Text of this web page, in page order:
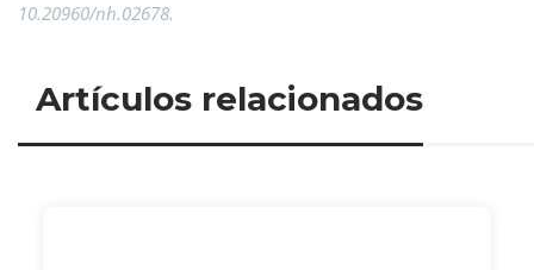
10.20960/nh.02678.
Artículos relacionados